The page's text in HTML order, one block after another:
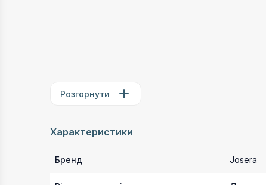
Розгорнути
Характеристики
Бренд Josera